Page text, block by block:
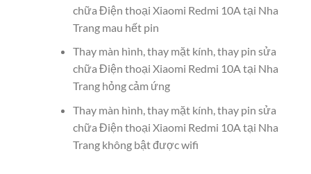
chữa Điện thoại Xiaomi Redmi 10A tại Nha
Trang mau hết pin
Thay màn hình, thay mặt kính, thay pin sửa
chữa Điện thoại Xiaomi Redmi 10A tại Nha
Trang hỏng cảm ứng
Thay màn hình, thay mặt kính, thay pin sửa
chữa Điện thoại Xiaomi Redmi 10A tại Nha
Trang không bật được wifi